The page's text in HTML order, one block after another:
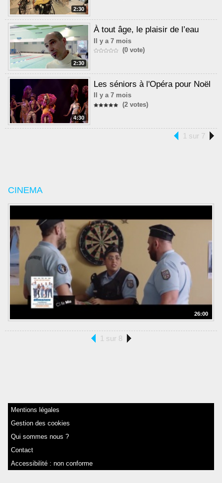
2:30
2:30
À tout âge, le plaisir de l’eau
Il y a 7 mois
(0 vote)
4:30
Les séniors à l'Opéra pour Noël
Il y a 7 mois
(2 votes)
1 sur 7
CINEMA
26:00
1 sur 8
Mentions légales
Gestion des cookies
Qui sommes nous ?
Contact
Accessibilité : non conforme